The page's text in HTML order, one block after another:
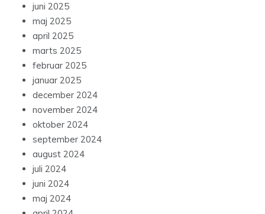
juni 2025
maj 2025
april 2025
marts 2025
februar 2025
januar 2025
december 2024
november 2024
oktober 2024
september 2024
august 2024
juli 2024
juni 2024
maj 2024